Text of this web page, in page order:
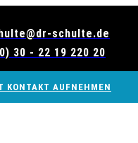
schulte.de
30 - 22 19 220 20
KONTAKT AUFNEHMEN